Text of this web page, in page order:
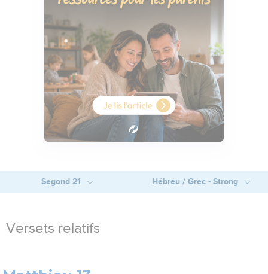
Segond 21 Hébreu / Grec - Strong
Versets relatifs